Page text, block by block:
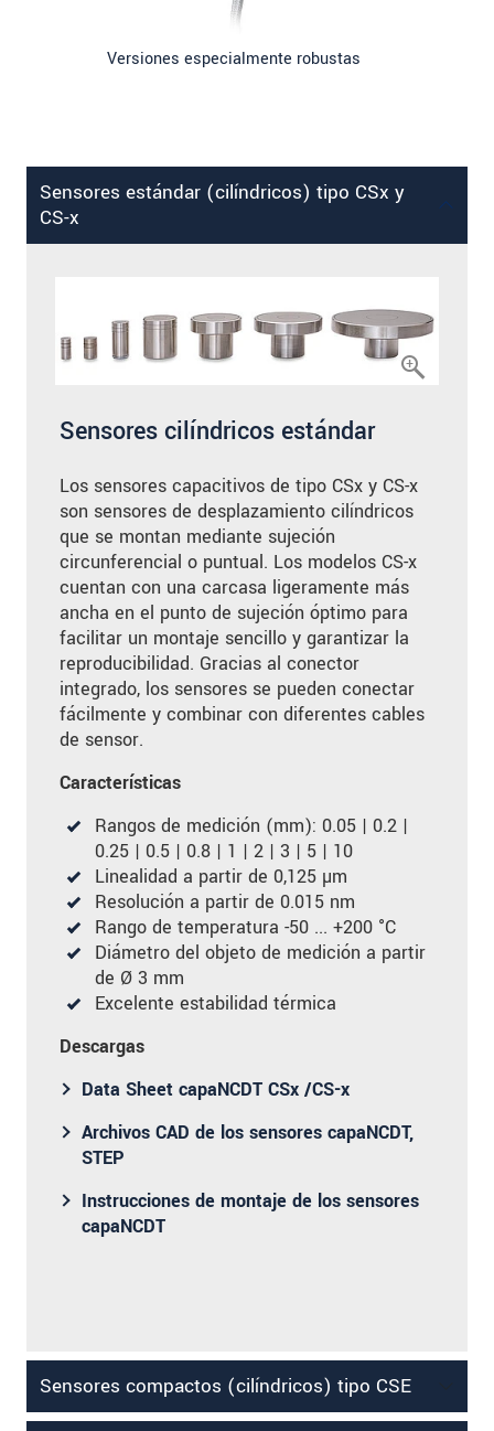
Versiones especialmente robustas
Sensores estándar (cilíndricos) tipo CSx y
CS-x
Sensores cilíndricos estándar
Los sensores capacitivos de tipo CSx y CS-x
son sensores de desplazamiento cilíndricos
que se montan mediante sujeción
circunferencial o puntual. Los modelos CS-x
cuentan con una carcasa ligeramente más
ancha en el punto de sujeción óptimo para
facilitar un montaje sencillo y garantizar la
reproducibilidad. Gracias al conector
integrado, los sensores se pueden conectar
fácilmente y combinar con diferentes cables
de sensor.
Características
Rangos de medición (mm): 0.05 | 0.2 |
0.25 | 0.5 | 0.8 | 1 | 2 | 3 | 5 | 10
Linealidad a partir de 0,125 µm
Resolución a partir de 0.015 nm
Rango de temperatura -50 ... +200 °C
Diámetro del objeto de medición a partir
de Ø 3 mm
Excelente estabilidad térmica
Descargas
Data Sheet capaNCDT CSx /CS-x
Archivos CAD de los sensores capaNCDT,
STEP
Instrucciones de montaje de los sensores
capaNCDT
Sensores compactos (cilíndricos) tipo CSE